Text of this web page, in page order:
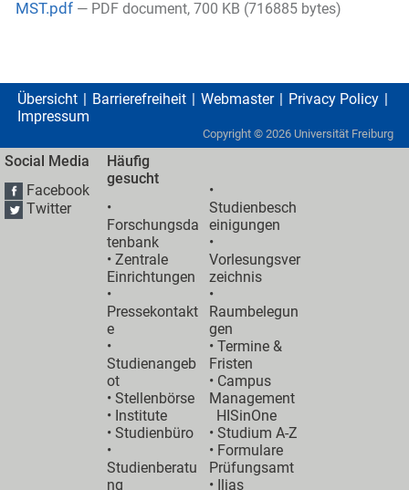
MST.pdf — PDF document, 700 KB (716885 bytes)
Übersicht Barrierefreiheit Webmaster
Privacy Policy
Impressum
Copyright © 2026 Universität Freiburg
Social Media
Facebook
Twitter
Häufig
gesucht
•
Forschungsda
tenbank
•Zentrale
Einrichtungen
•
Pressekontakt
e
•
Studienangeb
ot
•Stellenbörse
• Institute
•Studienbüro
•
Studienberatu
ng
•
Studienbesch
einigungen
•
Vorlesungsver
zeichnis
•
Raumbelegun
gen
•Termine &
Fristen
• Campus
Management
HISinOne
•Studium A-Z
• Formulare
Prüfungsamt
• Ilias